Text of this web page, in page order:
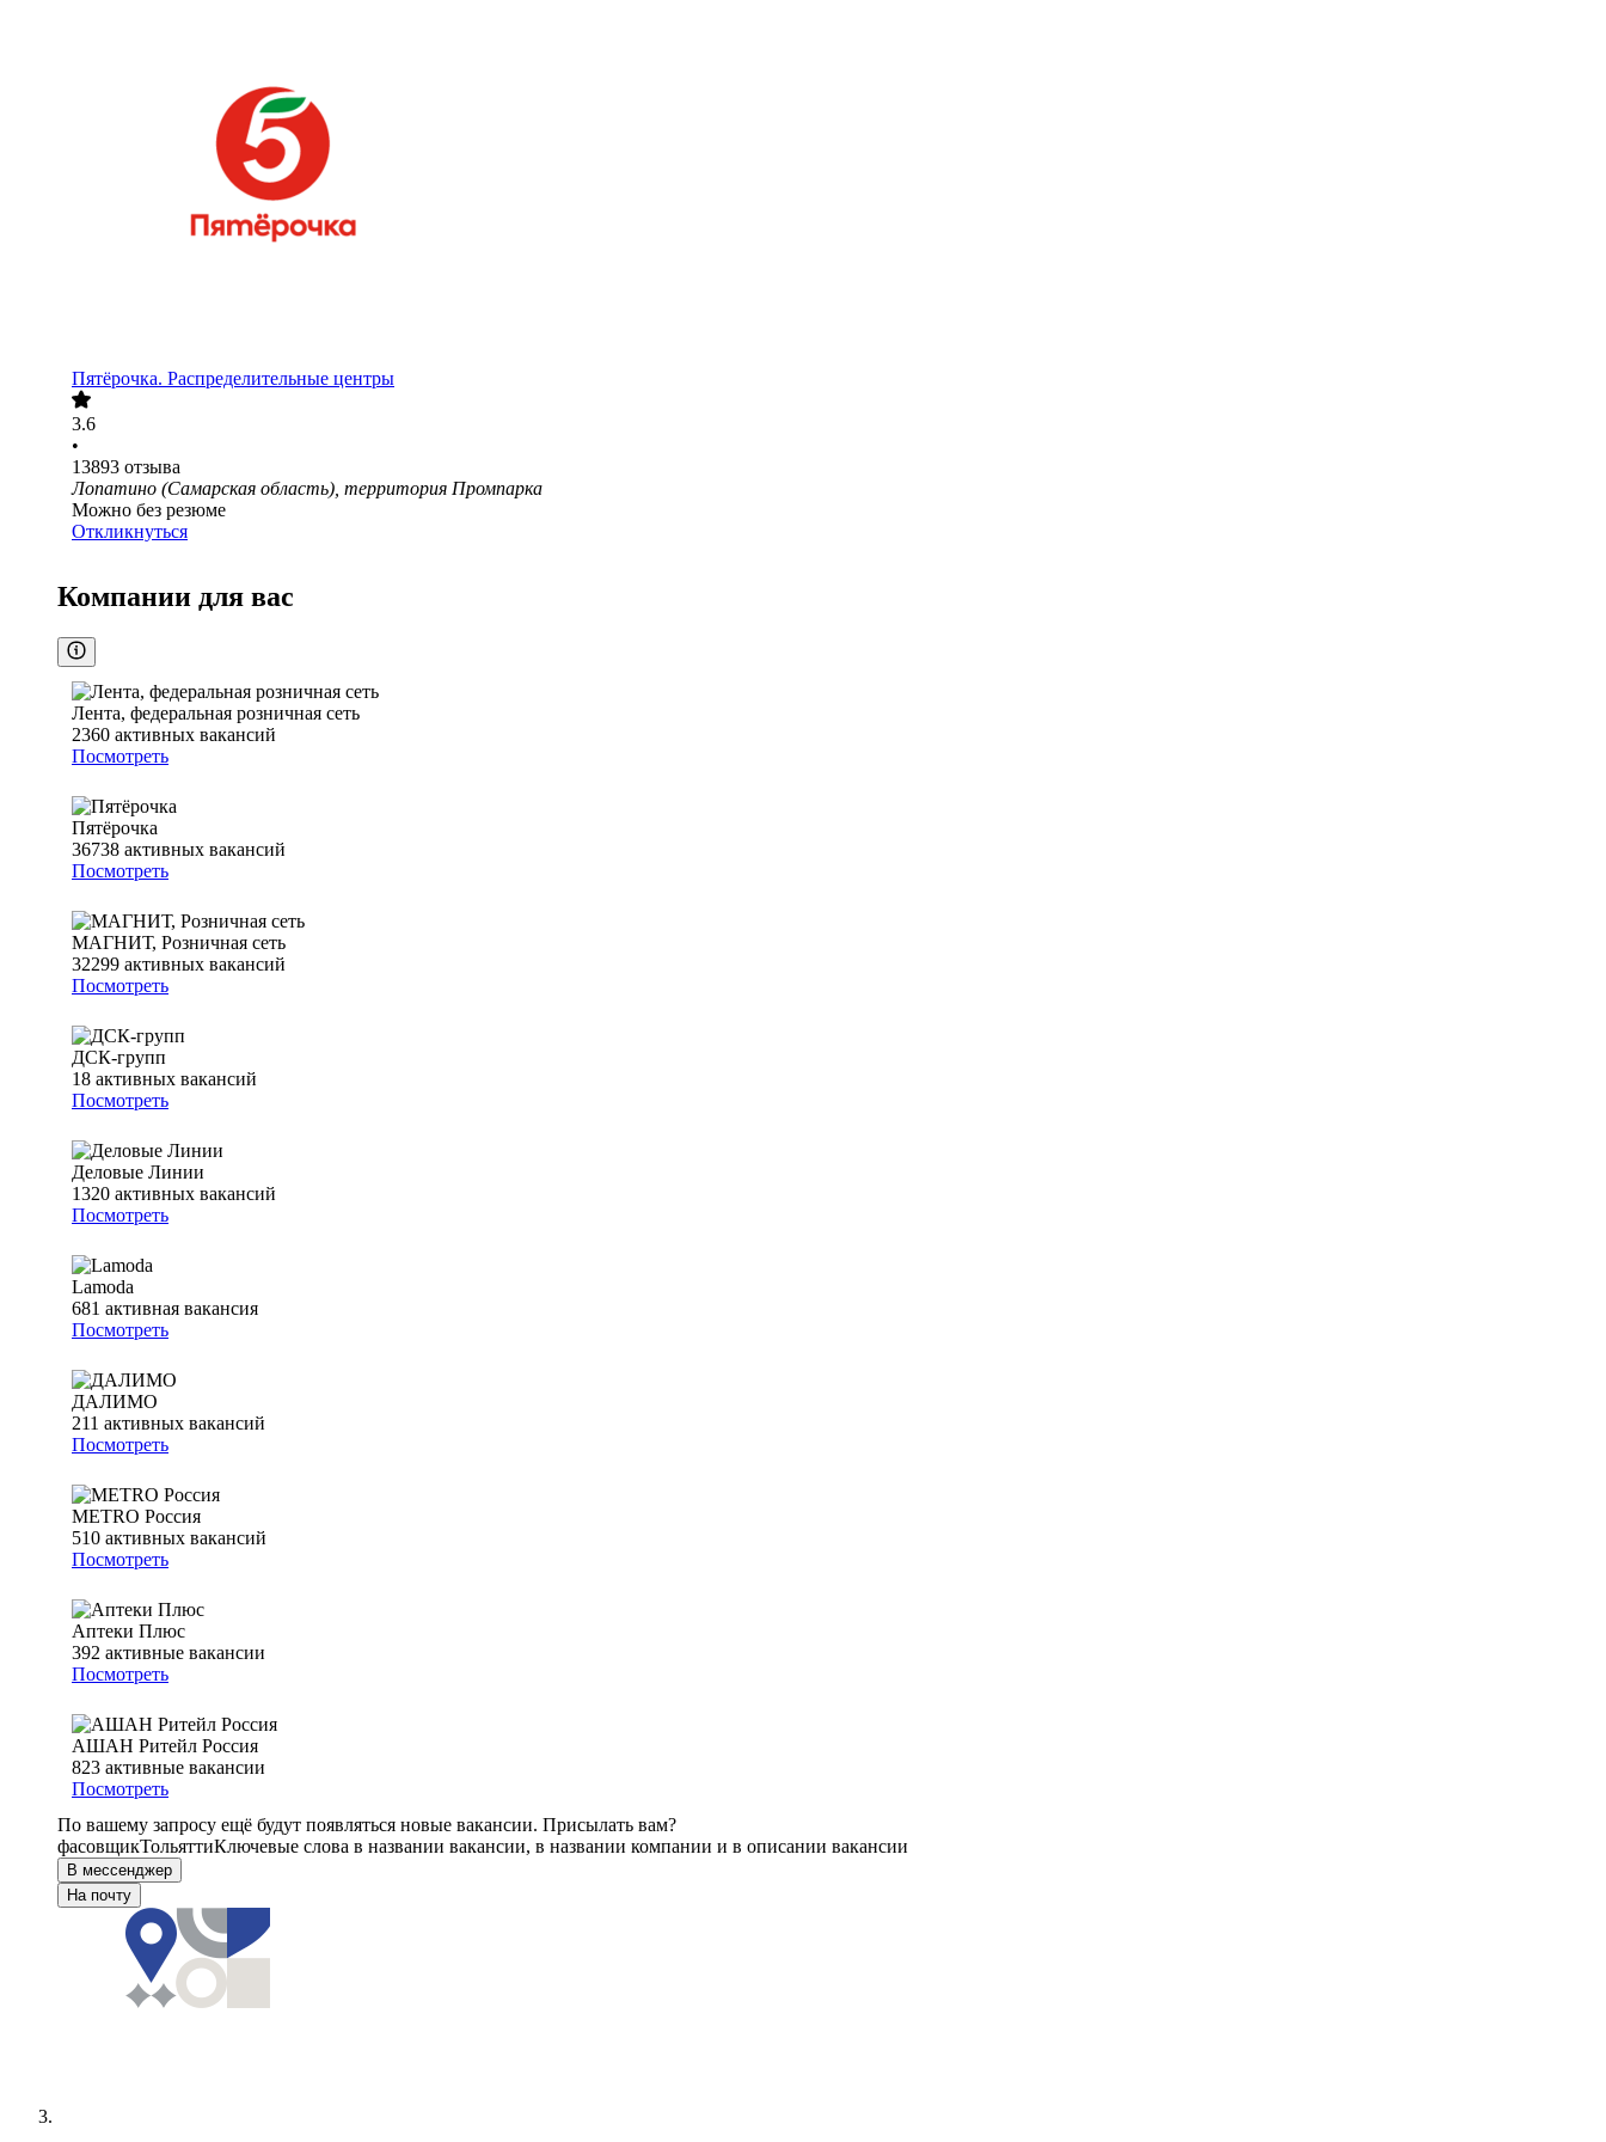
Пятёрочка. Распределительные центры
3.6
•
13893 отзыва
Лопатино (Самарская область), территория Промпарка
Можно без резюме
Откликнуться
Компании для вас
Лента, федеральная розничная сеть
2360 активных вакансий
Посмотреть
Пятёрочка
36738 активных вакансий
Посмотреть
МАГНИТ, Розничная сеть
32299 активных вакансий
Посмотреть
ДСК-групп
18 активных вакансий
Посмотреть
Деловые Линии
1320 активных вакансий
Посмотреть
Lamoda
681 активная вакансия
Посмотреть
ДАЛИМО
211 активных вакансий
Посмотреть
METRO Россия
510 активных вакансий
Посмотреть
Аптеки Плюс
392 активные вакансии
Посмотреть
АШАН Ритейл Россия
823 активные вакансии
Посмотреть
По вашему запросу ещё будут появляться новые вакансии. Присылать вам?
фасовщикТольяттиКлючевые слова в названии вакансии, в названии компании и в описании вакансии
В мессенджер
На почту